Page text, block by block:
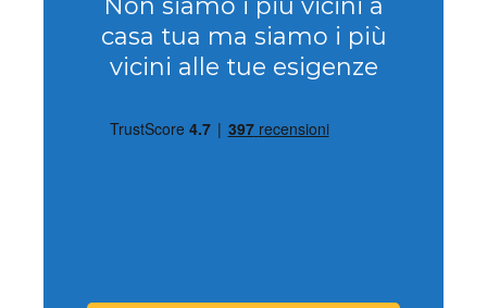
Non siamo i più vicini a
casa tua ma siamo i più
vicini alle tue esigenze